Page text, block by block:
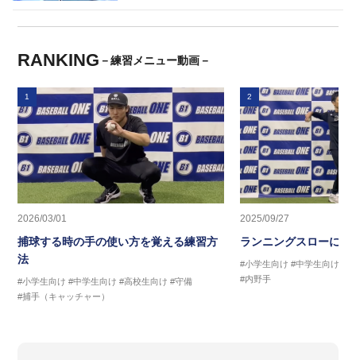
RANKING －練習メニュー動画－
1
2026/03/01
捕球する時の手の使い方を覚える練習方
法
#小学生向け #中学生向け #高校生向け #守備
#捕手（キャッチャー）
2
2025/09/27
ランニングスローに繋
#小学生向け #中学生向け
#内野手